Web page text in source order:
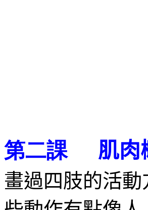
第二課 肌肉
畫過四肢的活